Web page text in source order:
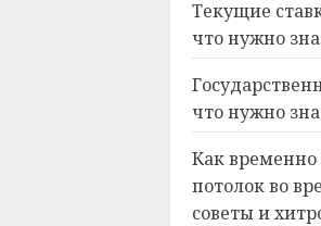
Текущие
что нужно
что нужно
Как
потолок во
советы и